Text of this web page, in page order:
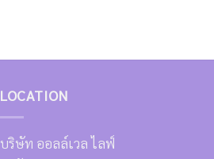
LOCATION
บริษัท ออลล์เวล ไลฟ์